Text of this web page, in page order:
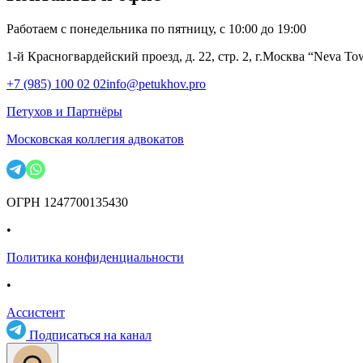
Работаем с понедельника по пятницу, с 10:00 до 19:00
1-й Красногвардейский проезд, д. 22, стр. 2, г.Москва “Neva
+7 (985) 100 02 02info@petukhov.pro
Петухов и Партнёры
Московская коллегия адвокатов
ОГРН 1247700135430
•
Политика конфиденциальности
•
Ассистент
Подписаться на канал